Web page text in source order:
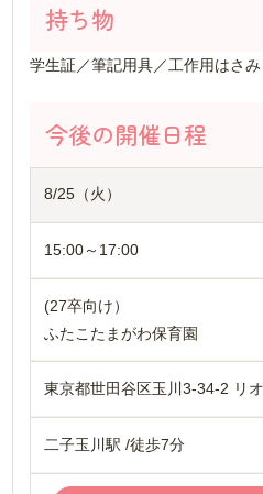
持ち物
学生証／筆記用具／工作用はさみ
今後の開催日程
8/25（火）
15:00～17:00
(27卒向け）
ふたこたまがわ保育園
東京都世田谷区玉川3-34-2 リ
二子玉川駅 /徒歩7分